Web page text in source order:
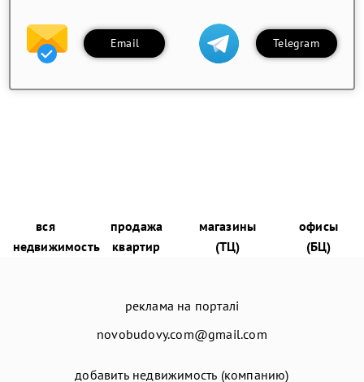
Email Telegram
вся
недвижимость
продажа
квартир
магазины
(ТЦ)
офисы
(БЦ)
реклама на порталі
novobudovy.com@gmail.com
добавить недвижимость (компанию)